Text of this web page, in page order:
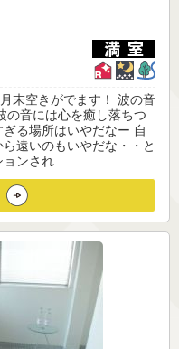
末空きがでます！ 波の音
の音には心を癒し落ちつ
る場所はいやだなー 自
遠いのもいやだな・・と
ンされ...